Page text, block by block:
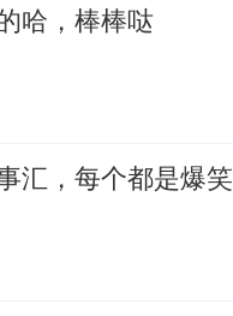
哈，棒棒哒
汇，每个都是爆笑